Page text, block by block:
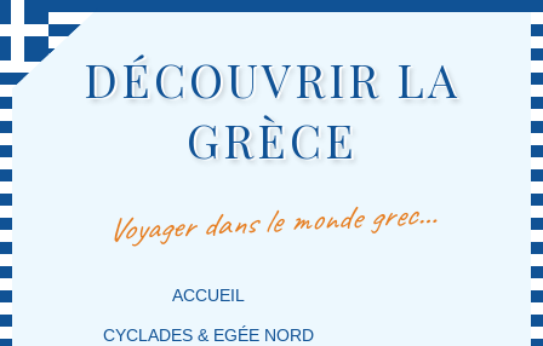
DÉCOUVRIR LA
GRÈCE
Voyager dans le monde grec…
MENU PRINCIPAL
MASQUER LA NAVIGATION PRINCIPALE
MASQUER LA NAVIGATION SECONDAIRE
ACCUEIL
CYCLADES & EGÉE NORD